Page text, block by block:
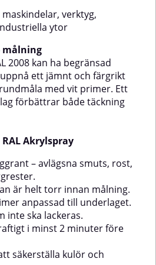
och vidhäftning.Spraya i flera
tunna, korslagda lager med ca 25
cm avstånd. Skaka burken före
på syntetiska färger, såsom
alkyd- eller
nitrocellulosabaserade färger, då
detta kan påverka vidhäftning
och leda till oönskade reaktioner i
ytskiktet.Färgåtergivningen på
verktyg,
ytor
målning
2008 kan ha begränsad
ett jämnt och färgrikt
med vit primer. Ett
förbättrar både täckning
Akrylspray
– avlägsna smuts, rost,
är helt torr innan målning.
anpassad till underlaget.
inte ska lackeras.
i minst 2 minuter före
säkerställa kulör och